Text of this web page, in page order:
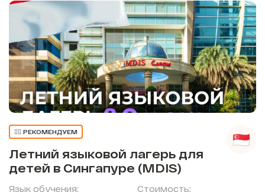
👍🏼 РЕКОМЕНДУЕМ
Летний языковой лагерь для
детей в Сингапуре (MDIS)
Язык обучения:
Стоимость: